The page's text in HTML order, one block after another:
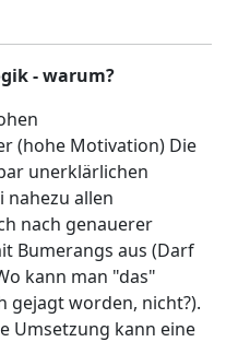
- warum?
(hohe Motivation) Die
unerklärlichen
nahezu allen
nach genauerer
Bumerangs aus (Darf
kann man "das"
gejagt worden, nicht?).
Umsetzung kann eine